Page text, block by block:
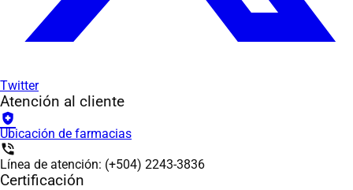
Twitter
Atención al cliente
health_and_safety
Ubicación de farmacias
phone_in_talk
Línea de atención: (+504) 2243-3836
Certificación